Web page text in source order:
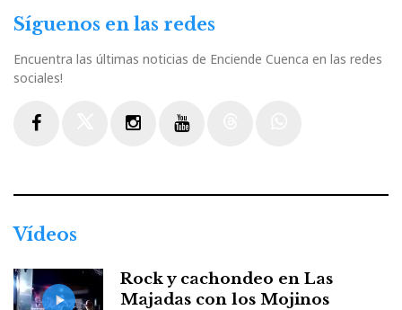
Síguenos en las redes
Encuentra las últimas noticias de Enciende Cuenca en las redes
sociales!
Vídeos
Rock y cachondeo en Las
Majadas con los Mojinos